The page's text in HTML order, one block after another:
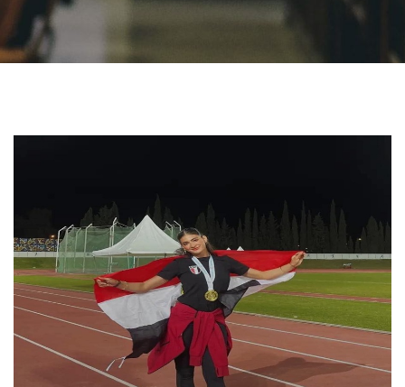
الإعلام
الطلاب
الدراسات العليا
الخريجين
الموظفون